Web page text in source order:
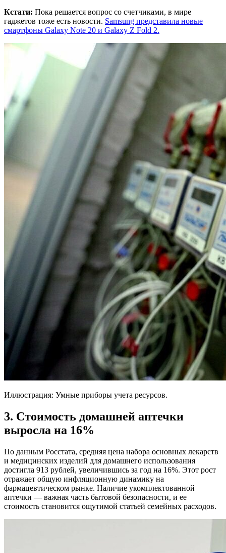
Кстати: Пока решается вопрос со счетчиками, в мире
гаджетов тоже есть новости. Samsung представила новые
смартфоны Galaxy Note 20 и Galaxy Z Fold 2.
Иллюстрация: Умные приборы учета ресурсов.
3. Стоимость домашней аптечки
выросла на 16%
По данным Росстата, средняя цена набора основных лекарств
и медицинских изделий для домашнего использования
достигла 913 рублей, увеличившись за год на 16%. Этот рост
отражает общую инфляционную динамику на
фармацевтическом рынке. Наличие укомплектованной
аптечки — важная часть бытовой безопасности, и ее
стоимость становится ощутимой статьей семейных расходов.